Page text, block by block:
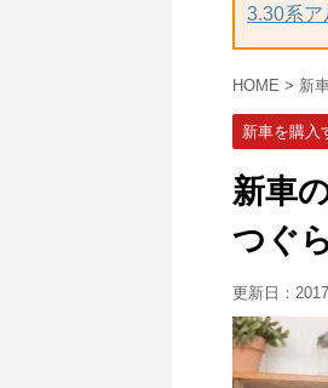
3.30系
HOME > 新
新車を購入
新車
つぐ
更新日：